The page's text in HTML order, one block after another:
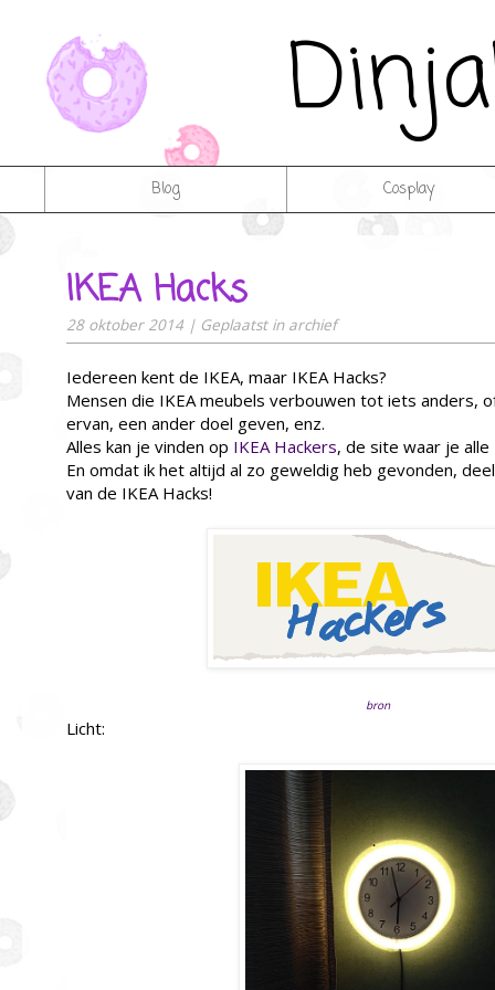
Blog Cosplay
IKEA Hacks
28 oktober 2014 | Geplaatst in archief
Iedereen kent de IKEA, maar IKEA Hacks?
Mensen die IKEA meubels verbouwen tot iets anders,
ervan, een ander doel geven, enz.
Alles kan je vinden op IKEA Hackers, de site waar je alle
En omdat ik het altijd al zo geweldig heb gevonden,
van de IKEA Hacks!
bron
Licht: